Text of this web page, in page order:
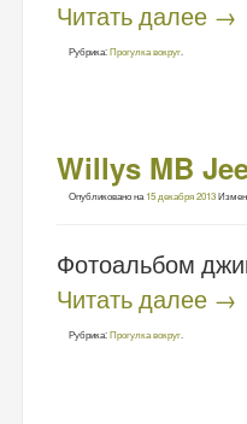
Читать далее →
Рубрика:Прогулка вокруг
Willys MB
Опубликовано на 15 декабря 2013
Фотоальбом
Читать далее →
Рубрика:Прогулка вокруг